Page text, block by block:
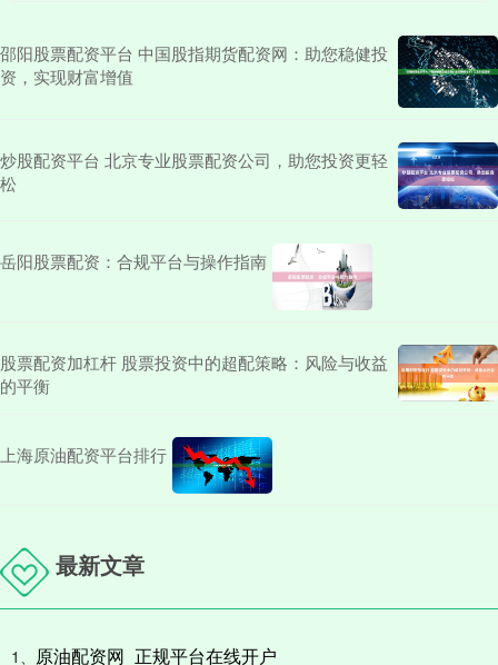
邵阳股票配资平台 中国股指期货配资网：助您稳健投
资，实现财富增值
炒股配资平台 北京专业股票配资公司，助您投资更轻
松
岳阳股票配资：合规平台与操作指南
股票配资加杠杆 股票投资中的超配策略：风险与收益
的平衡
上海原油配资平台排行
最新文章
1、 原油配资网_正规平台在线开户